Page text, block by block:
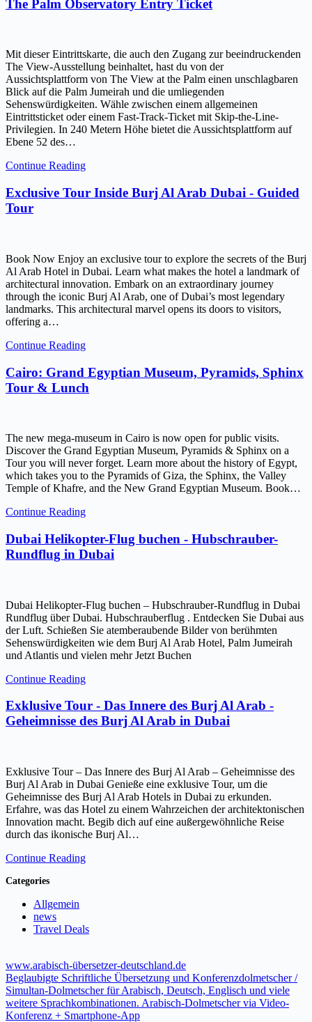
The Palm Observatory Entry Ticket
Mit dieser Eintrittskarte, die auch den Zugang zur beeindruckenden
The View-Ausstellung beinhaltet, hast du von der
Aussichtsplattform von The View at the Palm einen unschlagbaren
Blick auf die Palm Jumeirah und die umliegenden
Sehenswürdigkeiten. Wähle zwischen einem allgemeinen
Eintrittsticket oder einem Fast-Track-Ticket mit Skip-the-Line-
Privilegien. In 240 Metern Höhe bietet die Aussichtsplattform auf
Ebene 52 des…
Continue Reading
Exclusive Tour Inside Burj Al Arab Dubai - Guided
Tour
Book Now Enjoy an exclusive tour to explore the secrets of the Burj
Al Arab Hotel in Dubai. Learn what makes the hotel a landmark of
architectural innovation. Embark on an extraordinary journey
through the iconic Burj Al Arab, one of Dubai’s most legendary
landmarks. This architectural marvel opens its doors to visitors,
offering a…
Continue Reading
Cairo: Grand Egyptian Museum, Pyramids, Sphinx
Tour & Lunch
The new mega-museum in Cairo is now open for public visits.
Discover the Grand Egyptian Museum, Pyramids & Sphinx on a
Tour you will never forget. Learn more about the history of Egypt,
which takes you to the Pyramids of Giza, the Sphinx, the Valley
Temple of Khafre, and the New Grand Egyptian Museum. Book…
Continue Reading
Dubai Helikopter-Flug buchen - Hubschrauber-
Rundflug in Dubai
Dubai Helikopter-Flug buchen – Hubschrauber-Rundflug in Dubai
Rundflug über Dubai. Hubschrauberflug . Entdecken Sie Dubai aus
der Luft. Schießen Sie atemberaubende Bilder von berühmten
Sehenswürdigkeiten wie dem Burj Al Arab Hotel, Palm Jumeirah
und Atlantis und vielen mehr Jetzt Buchen
Continue Reading
Exklusive Tour - Das Innere des Burj Al Arab -
Geheimnisse des Burj Al Arab in Dubai
Exklusive Tour – Das Innere des Burj Al Arab – Geheimnisse des
Burj Al Arab in Dubai Genieße eine exklusive Tour, um die
Geheimnisse des Burj Al Arab Hotels in Dubai zu erkunden.
Erfahre, was das Hotel zu einem Wahrzeichen der architektonischen
Innovation macht. Begib dich auf eine außergewöhnliche Reise
durch das ikonische Burj Al…
Continue Reading
Categories
Allgemein
news
Travel Deals
www.arabisch-übersetzer-deutschland.de
Beglaubigte Schriftliche Übersetzung und Konferenzdolmetscher /
Simultan-Dolmetscher für Arabisch, Deutsch, Englisch und viele
weitere Sprachkombinationen. Arabisch-Dolmetscher via Video-
Konferenz + Smartphone-App